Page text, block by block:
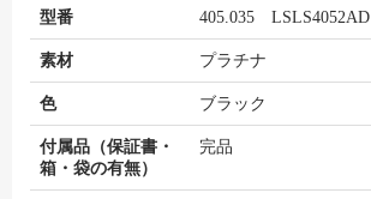
型番 405.035 LSLS4052AD
素材 プラチナ
色 ブラック
付属品（保証書・
箱・袋の有無）
完品